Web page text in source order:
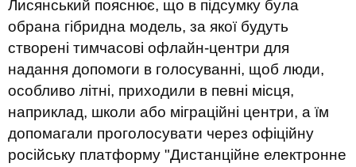
Лисянський пояснює, що в підсумку була
обрана гібридна модель, за якої будуть
створені тимчасові офлайн-центри для
надання допомоги в голосуванні, щоб люди,
особливо літні, приходили в певні місця,
наприклад, школи або міграційні центри, а їм
допомагали проголосувати через офіційну
російську платформу "Дистанційне електронне